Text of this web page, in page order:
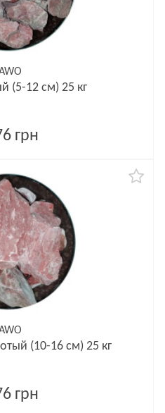
(5-12 см) 25 кг
грн
(10-16 см) 25 кг
грн